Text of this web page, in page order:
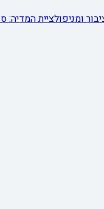
ומניפולציית המדיה: